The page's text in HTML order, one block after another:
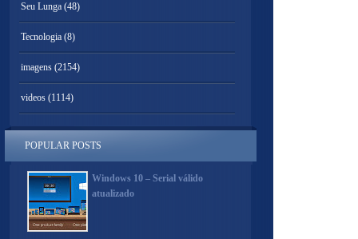
Seu Lunga (48)
Tecnologia (8)
imagens (2154)
videos (1114)
POPULAR POSTS
Windows 10 – Serial válido
atualizado